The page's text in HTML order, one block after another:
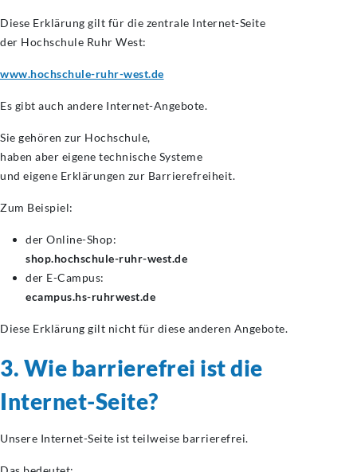
Diese Erklärung gilt für die zentrale Internet-Seite
der Hochschule Ruhr West:
www.hochschule-ruhr-west.de
Es gibt auch andere Internet-Angebote.
Sie gehören zur Hochschule,
haben aber eigene technische Systeme
und eigene Erklärungen zur Barrierefreiheit.
Zum Beispiel:
der Online-Shop:
shop.hochschule-ruhr-west.de
der E-Campus:
ecampus.hs-ruhrwest.de
Diese Erklärung gilt nicht für diese anderen Angebote.
3. Wie barrierefrei ist die
Internet-Seite?
Unsere Internet-Seite ist teilweise barrierefrei.